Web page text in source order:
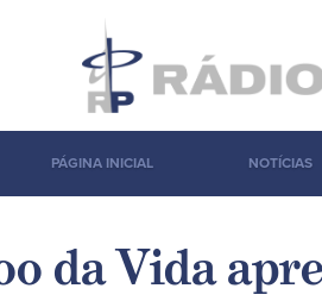
PÁGINA INICIAL NOTÍCIAS
da Vida